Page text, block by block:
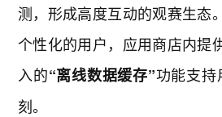
测，形成高度互动的观赛生态
个性化的用户，应用商店内提
入的“离线数据缓存”功能支持
刻。